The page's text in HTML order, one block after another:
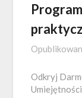
Odkryj